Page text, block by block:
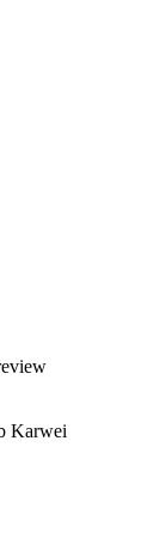
Karwei